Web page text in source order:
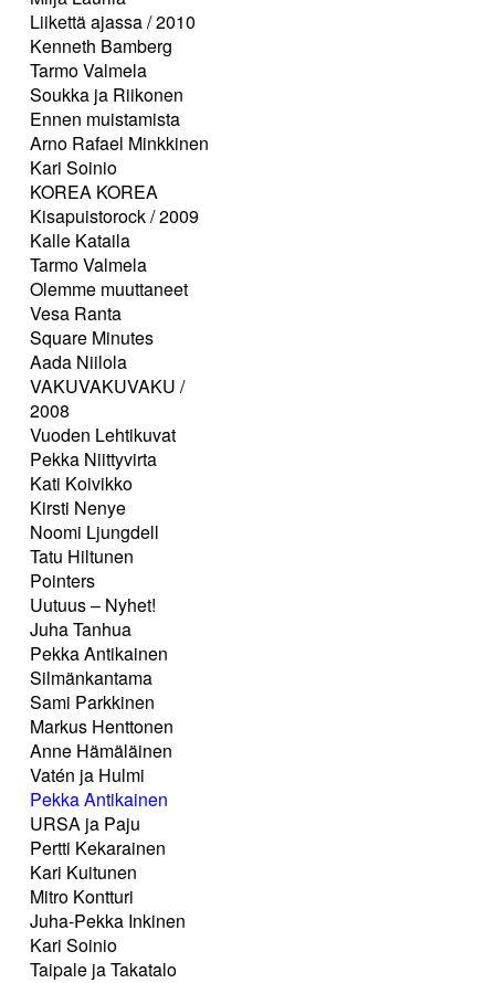
Liikettä ajassa / 2010
Kenneth Bamberg
Tarmo Valmela
Soukka ja Riikonen
Ennen muistamista
Arno Rafael Minkkinen
Kari Soinio
KOREA KOREA
Kisapuistorock / 2009
Kalle Kataila
Tarmo Valmela
Olemme muuttaneet
Vesa Ranta
Square Minutes
Aada Niilola
VAKUVAKUVAKU /
2008
Vuoden Lehtikuvat
Pekka Niittyvirta
Kati Koivikko
Kirsti Nenye
Noomi Ljungdell
Tatu Hiltunen
Pointers
Uutuus – Nyhet!
Juha Tanhua
Pekka Antikainen
Silmänkantama
Sami Parkkinen
Markus Henttonen
Anne Hämäläinen
Vatén ja Hulmi
Pekka Antikainen
URSA ja Paju
Pertti Kekarainen
Kari Kuitunen
Mitro Kontturi
Juha-Pekka Inkinen
Kari Soinio
Taipale ja Takatalo